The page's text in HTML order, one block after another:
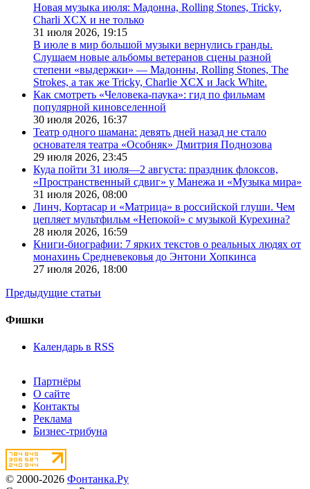
Новая музыка июля: Мадонна, Rolling Stones, Tricky,
Charli XCX и не только
31 июля 2026, 19:15
В июле в мир большой музыки вернулись гранды.
Слушаем новые альбомы ветеранов сцены разной
степени «выдержки» — Мадонны, Rolling Stones, The
Strokes, а так же Tricky, Charlie XCX и Jack White.
Как смотреть «Человека-паука»: гид по фильмам
популярной киновселенной
30 июля 2026, 16:37
Театр одного шамана: девять дней назад не стало
основателя театра «Особняк» Дмитрия Поднозова
29 июля 2026, 23:45
Куда пойти 31 июля—2 августа: праздник флоксов,
«Пространственный сдвиг» у Манежа и «Музыка мира»
31 июля 2026, 08:00
Линч, Кортасар и «Матрица» в российской глуши. Чем
цепляет мультфильм «Непокой» с музыкой Курехина?
28 июля 2026, 16:59
Книги-биографии: 7 ярких текстов о реальных людях от
монахинь Средневековья до Энтони Хопкинса
27 июля 2026, 18:00
Предыдущие статьи
Фишки
Календарь в RSS
Партнёры
О сайте
Контакты
Реклама
Бизнес-трибуна
© 2000-2026 Фонтанка.Ру